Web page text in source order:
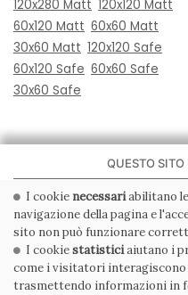
120x280 Matt 120x120 Matt
60x120 Matt 60x60 Matt
30x60 Matt 120x120 Safe
60x120 Safe 60x60 Safe
30x60 Safe
PRIVACY
CONDIZIONI
CODICE
QUESTO
I cookie necessariabilitano
navigazione della pagina e
sito non può funzionare
I cookiestatisticiaiutano i
come i visitatori
trasmettendo informazioni in